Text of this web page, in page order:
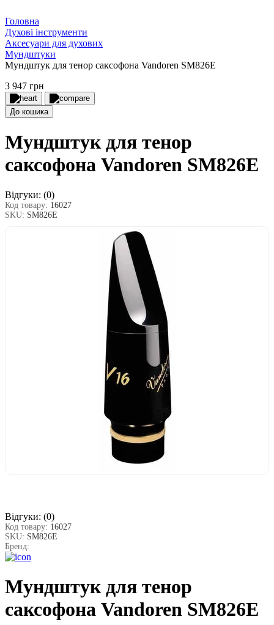
Головна
Духові інструменти
Аксесуари для духових
Мундштуки
Мундштук для тенор саксофона Vandoren SM826E
3 947 грн
До кошика
Мундштук для тенор
саксофона Vandoren SM826E
Відгуки: (0)
Код товару: 16027
SKU: SM826E
Відгуки: (0)
Код товару: 16027
SKU: SM826E
Бренд:
Мундштук для тенор
саксофона Vandoren SM826E